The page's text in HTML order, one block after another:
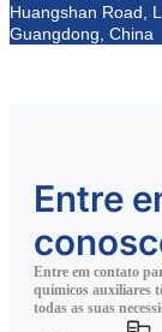
Huangshan Road,
Guangdong, China
Entre
Entre em contato
químicos auxiliares
todas as suas